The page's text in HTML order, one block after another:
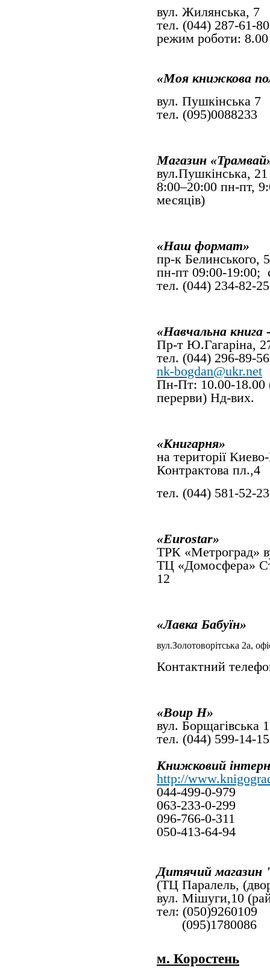
вул. Жилянська, 7
тел. (044) 287-61-80
режим роботи:
«Моя книжкова
вул. Пушкінська 7
тел. (095)0088233
Магазин
вул.Пушкінська,
8:00–20:00 пн-пт,
месяців)
«Наш формат»
пр-к Белинського,
пн-пт 09:00-19:00;
тел. (044) 234-82-
«Навчальна книга
Пр-т
тел. (044) 296-89-
nk-bogdan@ukr.net
Пн-Пт: 10.00-18.00
перерви) Нд-вих.
«Книгарня»
на території
Контрактова пл.,4
тел. (044) 581-52-23
«Eurostar»
ТРК «Метроград»
ТЦ «Домосфера»
12
«Лавка Бабуїн»
вул.Золотоворітська 2а,
Контактний
«Воир Н»
вул. Борщагівська
тел. (044) 599-14-15
Книжковий
http://
044-499-0-979
063-233-0-299
096-766-0-311
050-413-64-94
Дитячий
(ТЦ Паралель,
вул. Мішуги,10
тел: (050)9260109
(095)1780086
м. Коростень